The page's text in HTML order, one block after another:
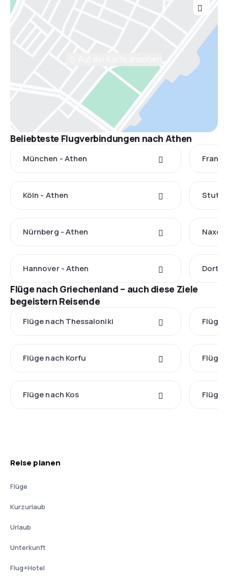
Beliebteste Flugverbindungen nach Athen
München - Athen
Köln - Athen
Nürnberg - Athen
Hannover - Athen
Flüge nach Griechenland – auch diese Ziele
begeistern Reisende
Flüge nach Thessaloniki Flüge
Flüge nach Korfu Flüge
Flüge nach Kos Flüge
Reise planen
Flüge
Kurzurlaub
Urlaub
Unterkunft
Flug+Hotel